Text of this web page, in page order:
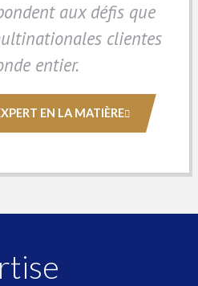
aux défis que
clientes
entier.
EN LA MATIÈRE